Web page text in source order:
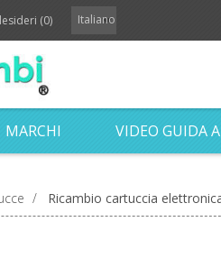
(0) Italiano
MARCHI VIDEO GUIDA
/ Ricambio cartuccia